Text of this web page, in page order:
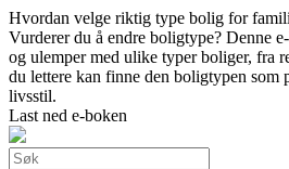
Hvordan velge riktig type bolig for
Vurderer du å endre boligtype? Denne
og ulemper med ulike typer boliger, fra
du lettere kan finne den boligtypen som
livsstil.
Last ned e-boken